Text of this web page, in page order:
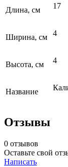
Длина, см 17
Ширина, см 4
Высота, см 4
Название
Отзывы
0 отзывов
Оставьте свой
Написать